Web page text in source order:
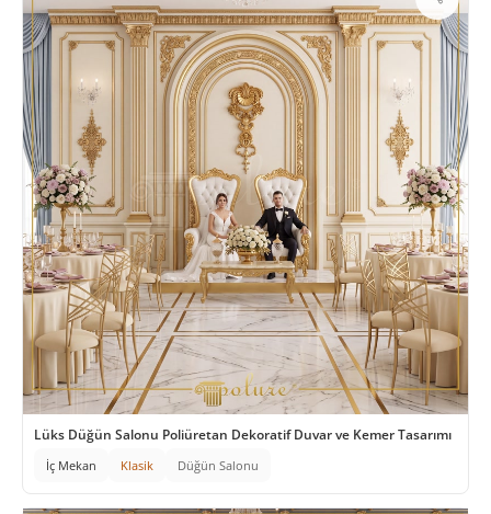
Lüks Düğün Salonu Poliüretan Dekoratif Duvar ve Kemer Tasarımı
İç Mekan Klasik Düğün Salonu